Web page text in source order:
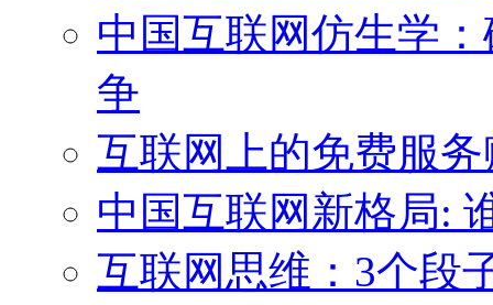
中国互联网仿生学
争
互联网上的免费服
中国互联网新格局:
互联网思维：3个段